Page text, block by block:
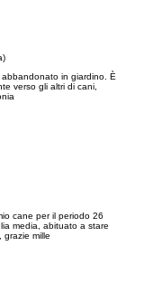
in giardino. È
verso gli altri di cani,
cane per il periodo 26
media, abituato a stare
grazie mille